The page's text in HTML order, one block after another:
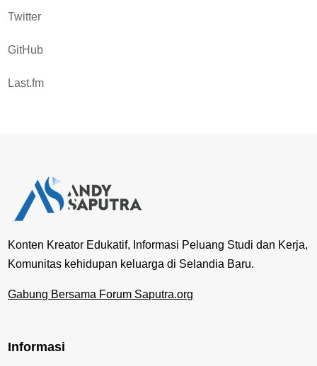
Twitter
GitHub
Last.fm
Konten Kreator Edukatif, Informasi Peluang Studi dan Kerja,
Komunitas kehidupan keluarga di Selandia Baru.
Gabung Bersama Forum Saputra.org
Informasi